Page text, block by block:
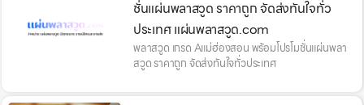
ชั่นแผ่นพลาสวูด ราคาถูก จัดส่งทันใจทั่ว
ประเทศ แผ่นพลาสวูด.com
พลาสวูด เกรด Aแม่ฮ่องสอน พร้อมโปรโมชั่นแผ่นพลา
สวูด ราคาถูก จัดส่งทันใจทั่วประเทศ